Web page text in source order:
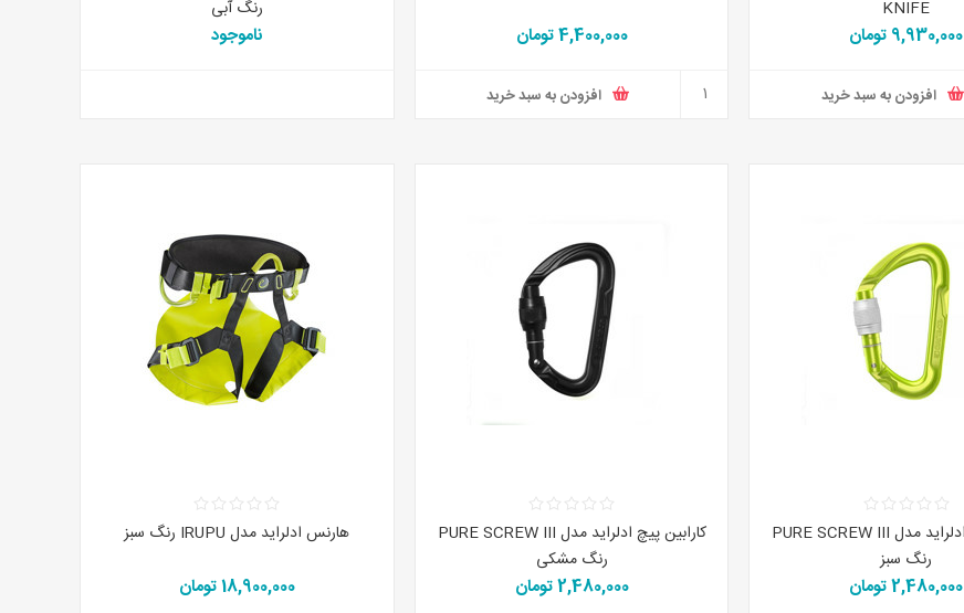
KNIFE
9,930,000 تومان
افزودن به سبد خرید
4,400,000 تومان
افزودن به سبد خرید
رنگ آبی
ناموجود
کارابین پیچ ادلراید مدل PURE SCREW III
رنگ سبز
2,480,000 تومان
کارابین پیچ ادلراید مدل PURE SCREW III
رنگ مشکی
2,480,000 تومان
هارنس ادلراید مدل IRUPU رنگ سبز
18,900,000 تومان